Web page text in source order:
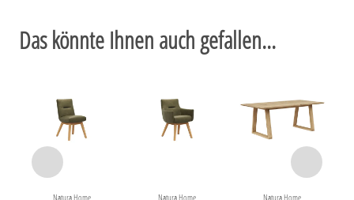
Das könnte Ihnen auch gefallen...
Natura Home Natura Home Natura Home